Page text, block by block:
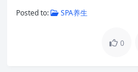
Posted to: SPA养生
0